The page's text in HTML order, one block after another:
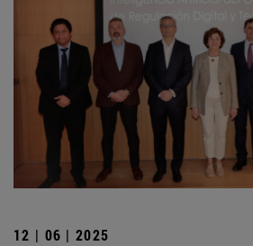
12 | 06 | 2025